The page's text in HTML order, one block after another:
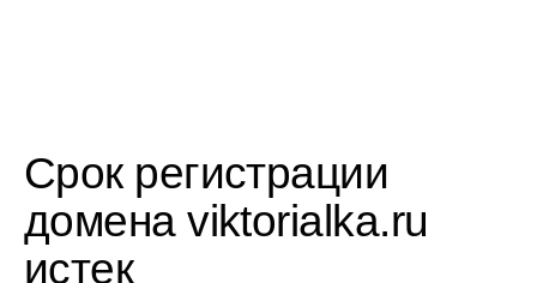
Срок регистрации
домена viktorialka.ru
истек